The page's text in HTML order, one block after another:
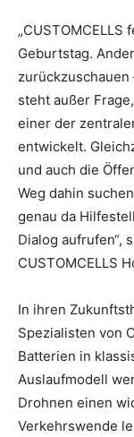
Geburtstag.
steht außer
einer der
entwickelt.
und auch die
Weg dahin
genau da
Dialog aufrufen“,
CUSTOMCELLS
In ihren
Spezialisten von
Batterien in
Auslaufmodell
Drohnen einen
Verkehrswende